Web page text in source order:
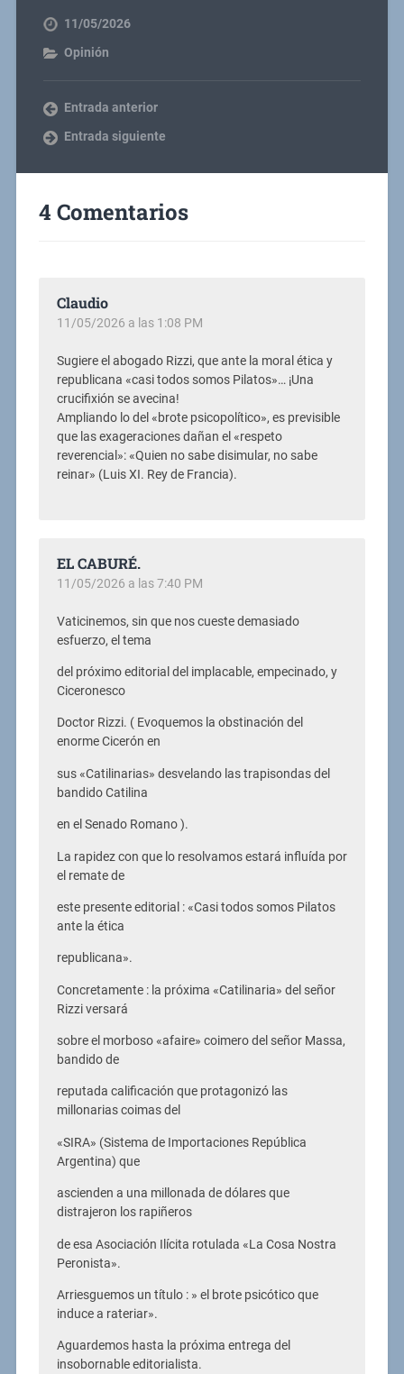
11/05/2026
Opinión
Entrada anterior
Entrada siguiente
4 Comentarios
Claudio
11/05/2026 a las 1:08 PM
Sugiere el abogado Rizzi, que ante la moral ética y
republicana «casi todos somos Pilatos»… ¡Una
crucifixión se avecina!
Ampliando lo del «brote psicopolítico», es previsible
que las exageraciones dañan el «respeto
reverencial»: «Quien no sabe disimular, no sabe
reinar» (Luis XI. Rey de Francia).
EL CABURÉ.
11/05/2026 a las 7:40 PM
Vaticinemos, sin que nos cueste demasiado
esfuerzo, el tema
del próximo editorial del implacable, empecinado, y
Ciceronesco
Doctor Rizzi. ( Evoquemos la obstinación del
enorme Cicerón en
sus «Catilinarias» desvelando las trapisondas del
bandido Catilina
en el Senado Romano ).
La rapidez con que lo resolvamos estará influída por
el remate de
este presente editorial : «Casi todos somos Pilatos
ante la ética
republicana».
Concretamente : la próxima «Catilinaria» del señor
Rizzi versará
sobre el morboso «afaire» coimero del señor Massa,
bandido de
reputada calificación que protagonizó las
millonarias coimas del
«SIRA» (Sistema de Importaciones República
Argentina) que
ascienden a una millonada de dólares que
distrajeron los rapiñeros
de esa Asociación Ilícita rotulada «La Cosa Nostra
Peronista».
Arriesguemos un título : » el brote psicótico que
induce a rateriar».
Aguardemos hasta la próxima entrega del
insobornable editorialista.